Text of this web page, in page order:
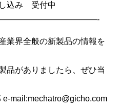
込み 受付中
業界全般の新製品の情報を
品がありましたら、ぜひ当
mail:mechatro@gicho.com